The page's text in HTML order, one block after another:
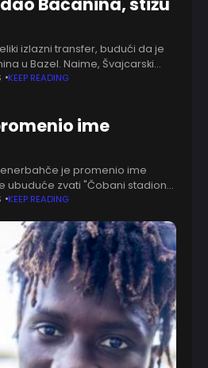
izlazni transfer, budući da je
u Bazel. Naime, Švajcarski
platiti 2.500.000 evra. Čukarički
KEEP READING
ime
je promenio ime
ubuduće zvati "Čobani stadion"
tako posle skoro 30
KEEP READING